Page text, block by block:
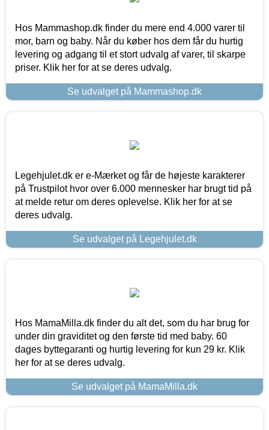
Hos Mammashop.dk finder du mere end 4.000 varer til
mor, barn og baby. Når du køber hos dem får du hurtig
levering og adgang til et stort udvalg af varer, til skarpe
priser. Klik her for at se deres udvalg.
Se udvalget på Mammashop.dk
Legehjulet.dk er e-Mærket og får de højeste karakterer
på Trustpilot hvor over 6.000 mennesker har brugt tid på
at melde retur om deres oplevelse. Klik her for at se
deres udvalg.
Se udvalget på Legehjulet.dk
Hos MamaMilla.dk finder du alt det, som du har brug for
under din graviditet og den første tid med baby. 60
dages byttegaranti og hurtig levering for kun 29 kr. Klik
her for at se deres udvalg.
Se udvalget på MamaMilla.dk